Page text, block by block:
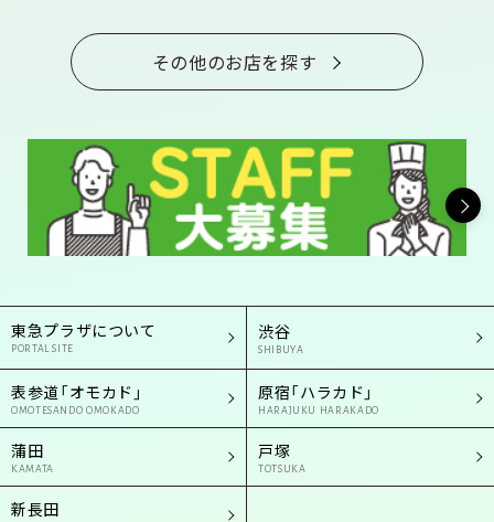
その他のお店を探す
東急プラザについて
PORTAL SITE
渋谷
SHIBUYA
表参道「オモカド」
OMOTESANDO OMOKADO
原宿「ハラカド」
HARAJUKU HARAKADO
蒲田
KAMATA
戸塚
TOTSUKA
新長田